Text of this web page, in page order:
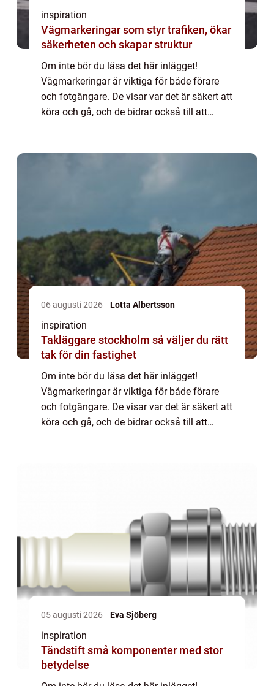
inspiration
Vägmarkeringar som styr trafiken, ökar
säkerheten och skapar struktur
Om inte bör du läsa det här inlägget!
Vägmarkeringar är viktiga för både förare
och fotgängare. De visar var det är säkert att
köra och gå, och de bidrar också till att
06 augusti 2026 Lotta Albertsson
inspiration
Takläggare stockholm så väljer du rätt
tak för din fastighet
Om inte bör du läsa det här inlägget!
Vägmarkeringar är viktiga för både förare
och fotgängare. De visar var det är säkert att
köra och gå, och de bidrar också till att
05 augusti 2026 Eva Sjöberg
inspiration
Tändstift små komponenter med stor
betydelse